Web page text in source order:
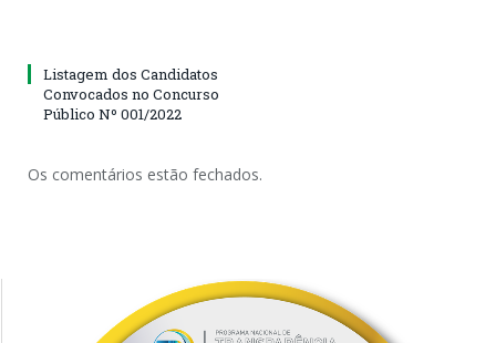
Listagem dos Candidatos
Convocados no Concurso
Público Nº 001/2022
Os comentários estão fechados.